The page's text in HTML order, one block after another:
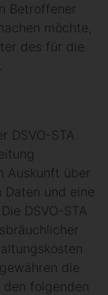
Betroffener
möchte,
des für die
DSVO-STA
Auskunft über
Daten und eine
DSVO-STA
die
den folgenden